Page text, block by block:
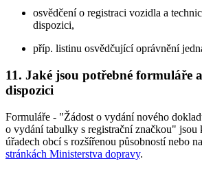
osvědčení o registraci vozidla a
dispozici,
příp. listinu osvědčující oprávnění
11. Jaké jsou potřebné formuláře
dispozici
Formuláře - "Žádost o vydání nového
o vydání tabulky s registrační značkou" jsou
úřadech obcí s rozšířenou působností nebo na
stránkách Ministerstva dopravy.